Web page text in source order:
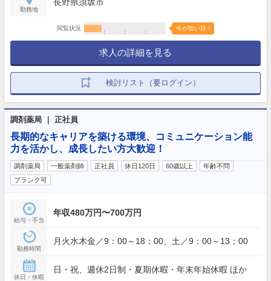
勤務地
閲覧状況 今が狙い目！
求人の詳細を見る
検討リスト（要ログイン）
調剤薬局 ｜ 正社員
長期的なキャリアを築ける環境、コミュニケーション能
力を活かし、成長したい方大歓迎！
調剤薬局 一般薬剤師 正社員 休日120日 60歳以上
年齢不問
ブランク可
給与・手当
年収480万円〜700万円
勤務時間
月火水木金／9：00～18：00、土／9：00～13：00
休日・休暇
日・祝、週休2日制・夏期休暇・年末年始休暇 ほか